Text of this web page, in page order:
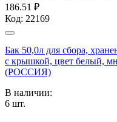
186.51 ₽
Код: 22169
Бак 50,0л для сбора,
с крышкой, цвет белый,
(РОССИЯ)
В наличии:
6 шт.